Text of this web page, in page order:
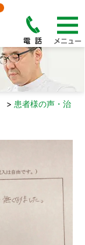
> 患者様の声・治